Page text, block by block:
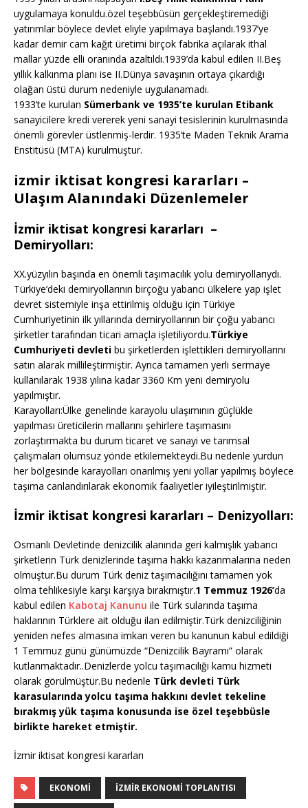
uygulamaya konuldu.özel teşebbüsün gerçekleştiremediği
yatırımlar böylece devlet eliyle yapılmaya başlandı.1937’ye
kadar demir cam kağıt üretimi birçok fabrika açılarak ithal
mallar yüzde elli oranında azaltıldı.1939’da kabul edilen II.Beş
yıllık kalkınma planı ise II.Dünya savaşının ortaya çıkardığı
olağan üstü durum nedeniyle uygulanamadı.
1933’te kurulan Sümerbank ve 1935’te kurulan Etibank
sanayicilere kredi vererek yeni sanayi tesislerinin kurulmasında
önemli görevler üstlenmiş-lerdir. 1935’te Maden Teknik Arama
Enstitüsü (MTA) kurulmuştur.
izmir iktisat kongresi kararları –
Ulaşım Alanındaki Düzenlemeler
İzmir iktisat kongresi kararları –
Demiryolları:
XX.yüzyılın başında en önemli taşımacılık yolu demiryollarıydı.
Türkiye’deki demiryollarının birçoğu yabancı ülkelere yap işlet
devret sistemiyle inşa ettirilmiş olduğu için Türkiye
Cumhuriyetinin ilk yıllarında demiryollarının bir çoğu yabancı
şirketler tarafından ticari amaçla işletiliyordu.Türkiye
Cumhuriyeti devleti bu şirketlerden işlettikleri demiryollarını
satın alarak millileştirmiştir. Ayrıca tamamen yerli sermaye
kullanılarak 1938 yılına kadar 3360 Km yeni demiryolu
yapılmıştır.
Karayolları:Ülke genelinde karayolu ulaşımının güçlükle
yapılması üreticilerin mallarını şehirlere taşımasını
zorlaştırmakta bu durum ticaret ve sanayi ve tarımsal
çalışmaları olumsuz yönde etkilemekteydi.Bu nedenle yurdun
her bölgesinde karayolları onarılmış yeni yollar yapılmış böylece
taşıma canlandırılarak ekonomik faaliyetler iyileştirilmiştir.
İzmir iktisat kongresi kararları – Denizyolları:
Osmanlı Devletinde denizcilik alanında geri kalmışlık yabancı
şirketlerin Türk denizlerinde taşıma hakkı kazanmalarına neden
olmuştur.Bu durum Türk deniz taşımacılığını tamamen yok
olma tehlikesiyle karşı karşıya bırakmıştır.1 Temmuz 1926’da
kabul edilen Kabotaj Kanunu ile Türk sularında taşıma
haklarının Türklere ait olduğu ilan edilmiştir.Türk denizciliğinin
yeniden nefes almasına imkan veren bu kanunun kabul edildiği
1 Temmuz günü günümüzde “Denizcilik Bayramı” olarak
kutlanmaktadır..Denizlerde yolcu taşımacılığı kamu hizmeti
olarak görülmüştür.Bu nedenle Türk devleti Türk
karasularında yolcu taşıma hakkını devlet tekeline
bırakmış yük taşıma konusunda ise özel teşebbüsle
birlikte hareket etmiştir.
İzmir iktisat kongresi kararları
EKONOMI IZMIR EKONOMI TOPLANTISI